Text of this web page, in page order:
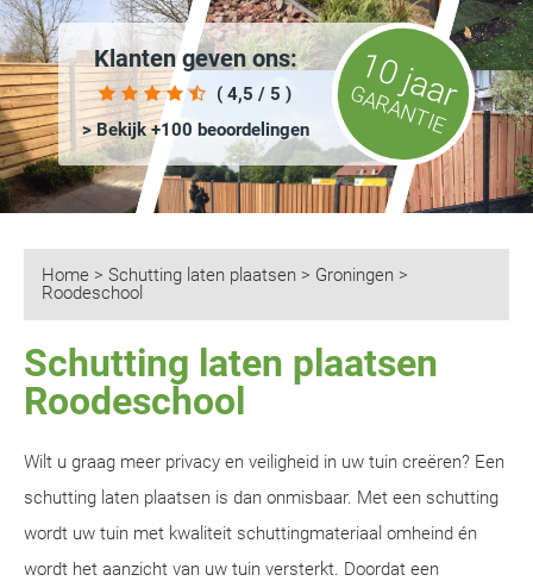
Klanten geven ons:
( 4,5 / 5 )
> Bekijk +100 beoordelingen
10 jaar
GARANTIE
Home > Schutting laten plaatsen > Groningen >
Roodeschool
Schutting laten plaatsen
Roodeschool
Wilt u graag meer privacy en veiligheid in uw tuin creëren? Een
schutting laten plaatsen is dan onmisbaar. Met een schutting
wordt uw tuin met kwaliteit schuttingmateriaal omheind én
wordt het aanzicht van uw tuin versterkt. Doordat een